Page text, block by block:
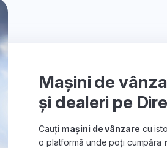
Mașini de
și dealeri pe
Cauți mașini de vânzare cu
o platformă unde poți cumpăra